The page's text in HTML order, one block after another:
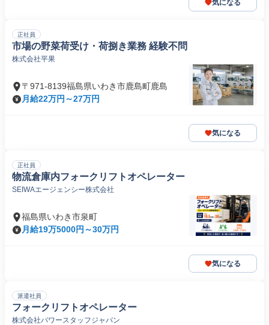
気になる
正社員
市場の野菜荷受け・荷捌き業務 経験不問
株式会社平果
〒971-8139福島県いわき市鹿島町鹿島
月給22万円～27万円
気になる
正社員
物流倉庫内フォークリフトオペレーター
SEIWAエージェンシー株式会社
福島県いわき市泉町
月給19万5000円～30万円
気になる
派遣社員
フォークリフトオペレーター
株式会社パワースタッフジャパン